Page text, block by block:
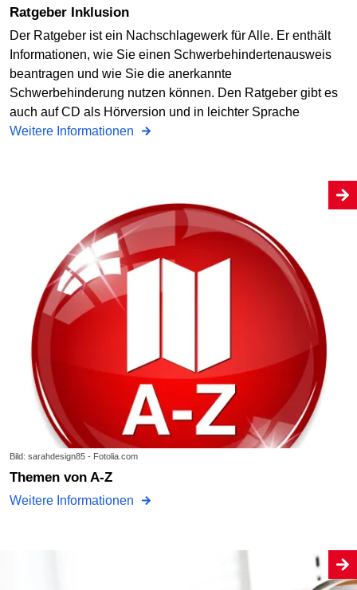
Ratgeber Inklusion
Der Ratgeber ist ein Nachschlagewerk für Alle. Er enthält
Informationen, wie Sie einen Schwerbehindertenausweis
beantragen und wie Sie die anerkannte
Schwerbehinderung nutzen können. Den Ratgeber gibt es
auch auf CD als Hörversion und in leichter Sprache
Weitere Informationen
Bild: sarahdesign85 - Fotolia.com
Themen von A-Z
Weitere Informationen